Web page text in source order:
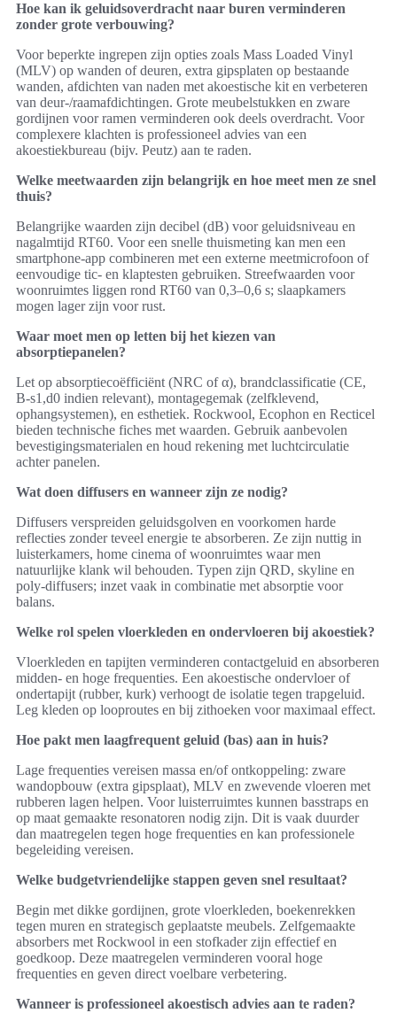
Hoe kan ik geluidsoverdracht naar buren verminderen
zonder grote verbouwing?
Voor beperkte ingrepen zijn opties zoals Mass Loaded Vinyl
(MLV) op wanden of deuren, extra gipsplaten op bestaande
wanden, afdichten van naden met akoestische kit en verbeteren
van deur-/raamafdichtingen. Grote meubelstukken en zware
gordijnen voor ramen verminderen ook deels overdracht. Voor
complexere klachten is professioneel advies van een
akoestiekbureau (bijv. Peutz) aan te raden.
Welke meetwaarden zijn belangrijk en hoe meet men ze snel
thuis?
Belangrijke waarden zijn decibel (dB) voor geluidsniveau en
nagalmtijd RT60. Voor een snelle thuismeting kan men een
smartphone-app combineren met een externe meetmicrofoon of
eenvoudige tic- en klaptesten gebruiken. Streefwaarden voor
woonruimtes liggen rond RT60 van 0,3–0,6 s; slaapkamers
mogen lager zijn voor rust.
Waar moet men op letten bij het kiezen van
absorptiepanelen?
Let op absorptiecoëfficiënt (NRC of α), brandclassificatie (CE,
B‑s1,d0 indien relevant), montagegemak (zelfklevend,
ophangsystemen), en esthetiek. Rockwool, Ecophon en Recticel
bieden technische fiches met waarden. Gebruik aanbevolen
bevestigingsmaterialen en houd rekening met luchtcirculatie
achter panelen.
Wat doen diffusers en wanneer zijn ze nodig?
Diffusers verspreiden geluidsgolven en voorkomen harde
reflecties zonder teveel energie te absorberen. Ze zijn nuttig in
luisterkamers, home cinema of woonruimtes waar men
natuurlijke klank wil behouden. Typen zijn QRD, skyline en
poly-diffusers; inzet vaak in combinatie met absorptie voor
balans.
Welke rol spelen vloerkleden en ondervloeren bij akoestiek?
Vloerkleden en tapijten verminderen contactgeluid en absorberen
midden- en hoge frequenties. Een akoestische ondervloer of
ondertapijt (rubber, kurk) verhoogt de isolatie tegen trapgeluid.
Leg kleden op looproutes en bij zithoeken voor maximaal effect.
Hoe pakt men laagfrequent geluid (bas) aan in huis?
Lage frequenties vereisen massa en/of ontkoppeling: zware
wandopbouw (extra gipsplaat), MLV en zwevende vloeren met
rubberen lagen helpen. Voor luisterruimtes kunnen basstraps en
op maat gemaakte resonatoren nodig zijn. Dit is vaak duurder
dan maatregelen tegen hoge frequenties en kan professionele
begeleiding vereisen.
Welke budgetvriendelijke stappen geven snel resultaat?
Begin met dikke gordijnen, grote vloerkleden, boekenrekken
tegen muren en strategisch geplaatste meubels. Zelfgemaakte
absorbers met Rockwool in een stofkader zijn effectief en
goedkoop. Deze maatregelen verminderen vooral hoge
frequenties en geven direct voelbare verbetering.
Wanneer is professioneel akoestisch advies aan te raden?